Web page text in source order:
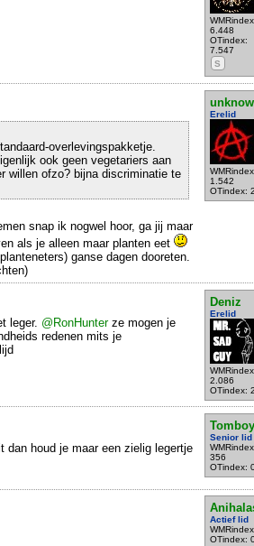
6.448
OTindex:
7.547
S
unknow
Erelid
1.542
OTindex:
overlevingspakketje.
ook geen vegetariers aan
willen ofzo? bijna discriminatie te
snap ik nogwel hoor, ga jij maar
als je alleen maar planten eet
ganse dagen dooreten.
Deniz
Erelid
2.086
OTindex:
leger. @RonHunterze mogen je
redenen mits je
Senior lid
356
OTindex:
houd je maar een zielig legertje
Actief lid
OTindex: